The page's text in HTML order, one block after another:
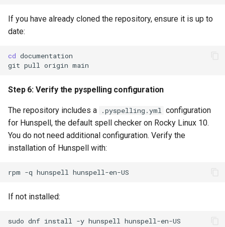
On Rocky Linux / RHEL /
Fedora
On Debian / Ubuntu
Install markdownlint-cli for
markdown linting
Install lychee for link
checking
On Rocky Linux 10 (binary
repos)
If you have already cloned the repository, ensure it is up to
date:
cd documentation
git pull origin
Step 6: Verify the pyspelling configuration
The repository includes a .pyspelling.yml configuration
for Hunspell, the default spell checker on Rocky Linux 10.
You do not need additional configuration. Verify the
installation of Hunspell with:
rpm -q hunspell
If not installed:
sudo dnf install -y hunspell